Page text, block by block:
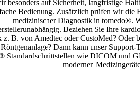
besonders auf Sicherheit, langfristige
Bedienung. Zusätzlich prüfen wir die
medizinischer Diagnostik in tomedo®.
Beziehen Sie Ihre
z. B. von Amedtec oder CustoMed? Oder
Dann kann unser Support-
Standardschnittstellen wie DICOM und
modernen